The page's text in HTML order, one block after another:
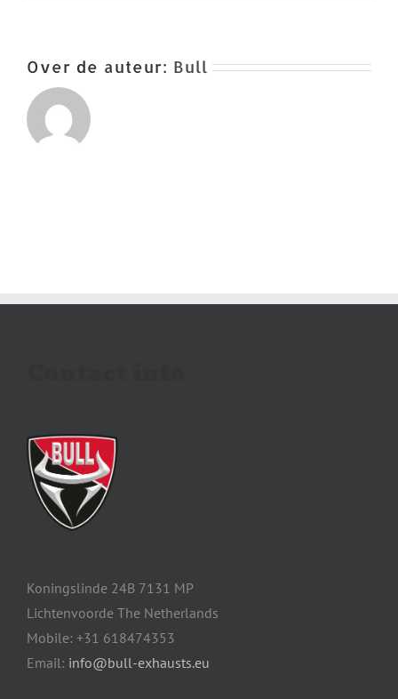
Over de auteur: Bull
Koningslinde 24B 7131 MP
Lichtenvoorde The Netherlands
Mobile: +31 618474353
Email: info@bull-exhausts.eu